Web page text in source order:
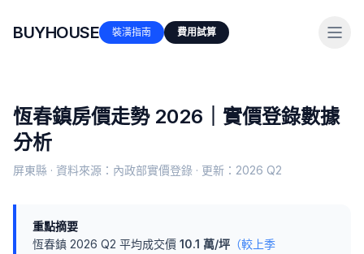
BUYHOUSE 裝潢指南 費用試算
恆春鎮房價走勢 2026｜實價登錄數據
分析
屏東縣 · 資料來源：內政部實價登錄 · 更新： 2026 Q2
重點摘要
恆春鎮 2026 Q2 平均成交價 10.1 萬/坪 （較上季